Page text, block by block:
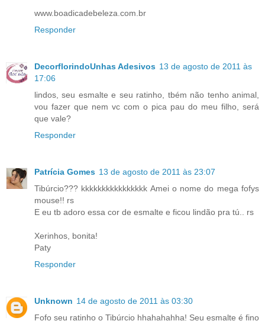
www.boadicadebeleza.com.br
Responder
DecorflorindoUnhas Adesivos 13 de agosto de 2011 às
17:06
lindos, seu esmalte e seu ratinho, tbém não tenho animal,
vou fazer que nem vc com o pica pau do meu filho, será
que vale?
Responder
Patrícia Gomes 13 de agosto de 2011 às 23:07
Tibúrcio??? kkkkkkkkkkkkkkkk Amei o nome do mega fofys
mouse!! rs
E eu tb adoro essa cor de esmalte e ficou lindão pra tú.. rs
Xerinhos, bonita!
Paty
Responder
Unknown 14 de agosto de 2011 às 03:30
Fofo seu ratinho o Tibúrcio hhahahahha! Seu esmalte é fino